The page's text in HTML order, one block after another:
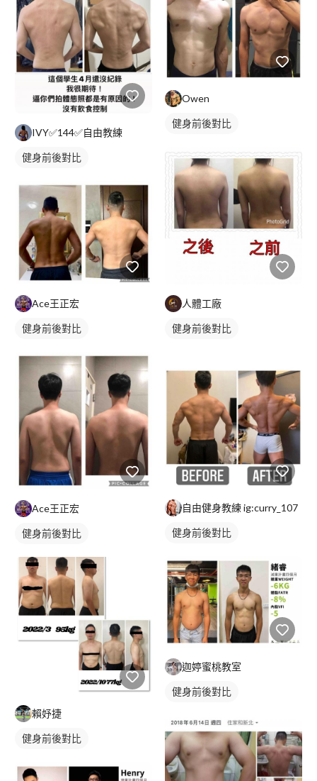
IVY✅144✅自由教練
健身前後對比
Ace王正宏
健身前後對比
Ace王正宏
健身前後對比
賴妤捷
健身前後對比
Owen
健身前後對比
人體工廠
健身前後對比
自由健身教練 ig:curry_107
健身前後對比
迦婷蜜桃教室
健身前後對比